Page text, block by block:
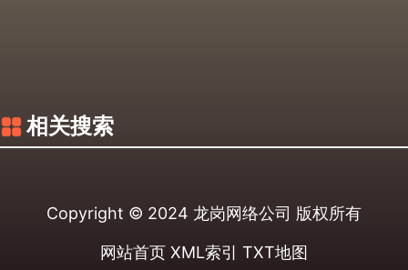
相关搜索
Copyright © 2024 龙岗网络公司 版权所有
网站首页 XML索引 TXT地图